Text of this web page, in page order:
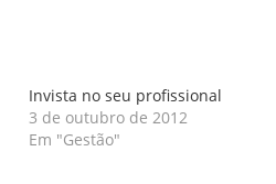
Invista no seu profissional
3 de outubro de 2012
Em "Gestão"